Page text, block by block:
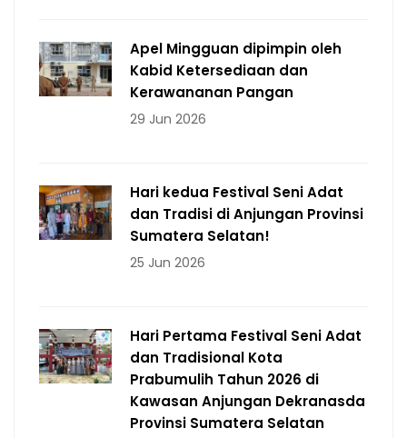
Apel Mingguan dipimpin oleh
Kabid Ketersediaan dan
Kerawananan Pangan
29 Jun 2026
Hari kedua Festival Seni Adat
dan Tradisi di Anjungan Provinsi
Sumatera Selatan!
25 Jun 2026
Hari Pertama Festival Seni Adat
dan Tradisional Kota
Prabumulih Tahun 2026 di
Kawasan Anjungan Dekranasda
Provinsi Sumatera Selatan